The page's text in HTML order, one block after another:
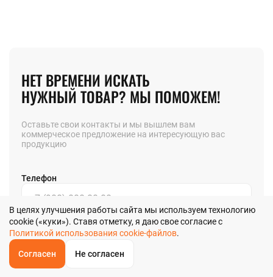
ОБРАТНЫЙЗВОНОК
НЕТ ВРЕМЕНИ ИСКАТЬ
НУЖНЫЙ ТОВАР? МЫ ПОМОЖЕМ!
Оставьте свои контакты и мы вышлем вам
коммерческое предложение на интересующую вас
продукцию
Телефон
Позвоните мне
Я даю согласиена обработку своих персональных данных в
Политикой обработки персональных данных
Главная
В целях улучшения работы сайта мы используем технологию
cookie («куки»). Ставя отметку, я даю свое согласие с
Политикой использования cookie-файлов.
Согласен Не согласен